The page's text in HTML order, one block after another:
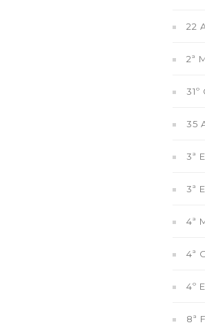
22
2ª
31º
35
3ª
3ª
4ª
4ª
4º
8ª